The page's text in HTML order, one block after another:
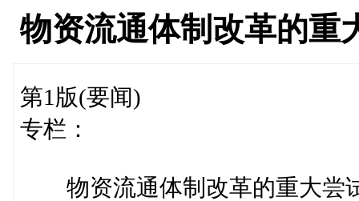
物资流通体制改革的重
第1版(要闻)
专栏：
物资流通体制改革的重大尝